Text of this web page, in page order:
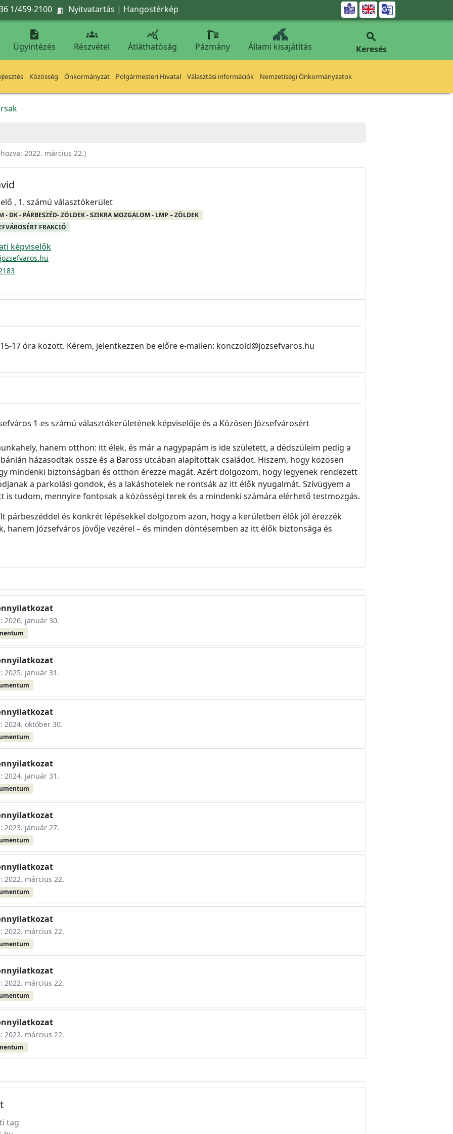
1/459-2100  Nyitvatartás | Hangostérkép 

Ügyintézés

Részvétel

Átláthatóság Pázmány Állami kisajátítás

Keresés
Közösség Önkormányzat Polgármesteri Hivatal Választási információk Nemzetiségi Önkormányzatok
2022. március 22.)
, 1. számú választókerület
- DK - PÁRBESZÉD- ZÖLDEK - SZIKRA MOZGALOM - LMP – ZÖLDEK
FRAKCIÓ
képviselők
17 óra között. Kérem, jelentkezzen be előre e-mailen: konczold@jozsefvaros.hu
1-es számú választókerületének képviselője és a Közösen Józsefvárosért
hanem otthon: itt élek, és már a nagypapám is ide született, a dédszüleim pedig a
házasodtak össze és a Baross utcában alapítottak családot. Hiszem, hogy közösen
mindenki biztonságban és otthon érezze magát. Azért dolgozom, hogy legyenek rendezett
a parkolási gondok, és a lakáshotelek ne rontsák az itt élők nyugalmát. Szívügyem a
is tudom, mennyire fontosak a közösségi terek és a mindenki számára elérhető testmozgás.
párbeszéddel és konkrét lépésekkel dolgozom azon, hogy a kerületben élők jól érezzék
Józsefváros jövője vezérel – és minden döntésemben az itt élők biztonsága és
2026. január 30.
2025. január 31.
2024. október 30.
2024. január 31.
2023. január 27.
2022. március 22.
2022. március 22.
2022. március 22.
2022. március 22.
tag